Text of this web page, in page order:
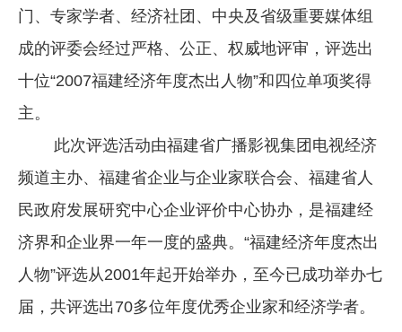
门、专家学者、经济社团、中央及省级重要媒体组
成的评委会经过严格、公正、权威地评审，评选出
十位“2007福建经济年度杰出人物”和四位单项奖得
主。
此次评选活动由福建省广播影视集团电视经济
频道主办、福建省企业与企业家联合会、福建省人
民政府发展研究中心企业评价中心协办，是福建经
济界和企业界一年一度的盛典。“福建经济年度杰出
人物”评选从2001年起开始举办，至今已成功举办七
届，共评选出70多位年度优秀企业家和经济学者。